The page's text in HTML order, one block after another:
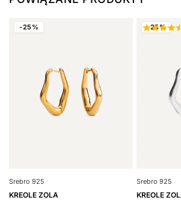
-25%
Srebro 925
KREOLE ZOLA
-25%
Srebro 925
KREOLE